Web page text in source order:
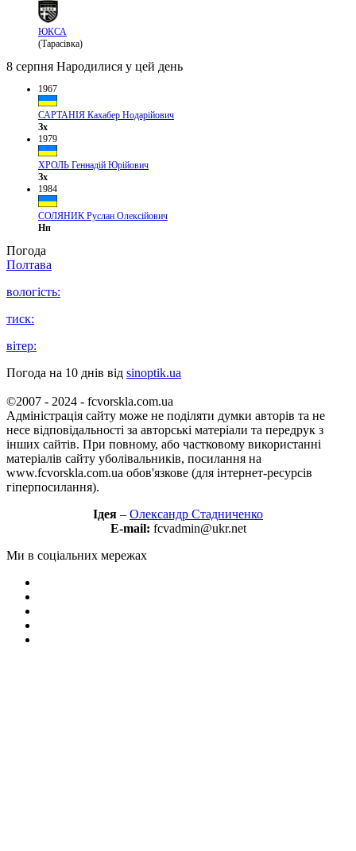
ЮКСА
(Тарасівка)
8 серпня Народилися у цей день
1967
САРТАНІЯ Кахабер Нодарійович
Зх
1979
ХРОЛЬ Геннадій Юрійович
Зх
1984
СОЛЯНИК Руслан Олексійович
Нп
Погода
Полтава
вологість:
тиск:
вітер:
Погода на 10 днів від sinoptik.ua
©2007 - 2024 - fcvorskla.com.ua
Адміністрація сайту може не поділяти думки авторів та не
несе відповідальності за авторські матеріали та передрук з
інших сайтів. При повному, або частковому використанні
матеріалів сайту уболівальників, посилання на
www.fcvorskla.com.ua обов'язкове (для інтернет-ресурсів
гіперпосилання).
Ідея – Олександр Стадниченко
E-mail: fcvadmin@ukr.net
Ми в соціальних мережах